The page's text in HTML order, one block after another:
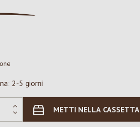
2-5 giorni
METTI NELLA CASSETTA